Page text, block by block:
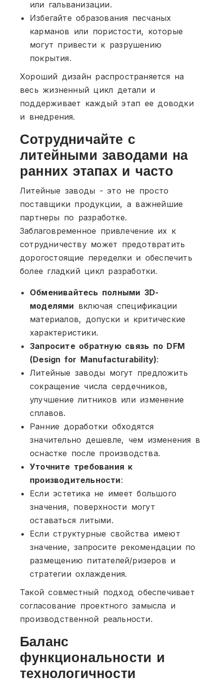
или гальванизации.
Избегайте образования песчаных
карманов или пористости, которые
могут привести к разрушению
покрытия.
Хороший дизайн распространяется на
весь жизненный цикл детали и
поддерживает каждый этап ее доводки
и внедрения.
Сотрудничайте с
литейными заводами на
ранних этапах и часто
Литейные заводы - это не просто
поставщики продукции, а важнейшие
партнеры по разработке.
Заблаговременное привлечение их к
сотрудничеству может предотвратить
дорогостоящие переделки и обеспечить
более гладкий цикл разработки.
Обменивайтесь полными 3D-
моделями включая спецификации
материалов, допуски и критические
характеристики.
Запросите обратную связь по DFM
(Design for Manufacturability):
Литейные заводы могут предложить
сокращение числа сердечников,
улучшение литников или изменение
сплавов.
Ранние доработки обходятся
значительно дешевле, чем изменения в
оснастке после производства.
Уточните требования к
производительности:
Если эстетика не имеет большого
значения, поверхности могут
оставаться литыми.
Если структурные свойства имеют
значение, запросите рекомендации по
размещению питателей/ризеров и
стратегии охлаждения.
Такой совместный подход обеспечивает
согласование проектного замысла и
производственной реальности.
Баланс
функциональности и
технологичности